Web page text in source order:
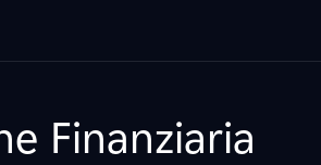
Finanziaria